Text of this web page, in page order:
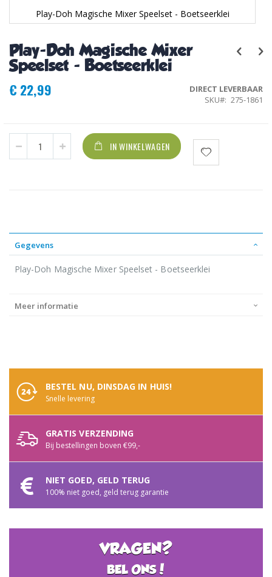
Play-Doh Magische Mixer
Speelset - Boetseerklei
€ 22,99
DIRECT LEVERBAAR
SKU
275-1861
IN WINKELWAGEN
Play-Doh Magische Mixer Speelset - Boetseerklei
het
begin
van
de
afbeeldingen-
Gegevens
Play-Doh Magische Mixer Speelset - Boetseerklei
Meer informatie
BESTEL NU, DINSDAG IN HUIS!
Snelle levering
GRATIS VERZENDING
Bij bestellingen boven €99,-
NIET GOED, GELD TERUG
100% niet goed, geld terug garantie
VRAGEN?
BEL ONS!